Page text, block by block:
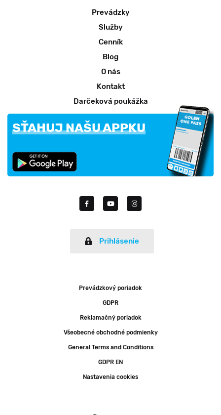
Prevádzky
Služby
Cenník
Blog
O nás
Kontakt
Darčeková poukážka
SŤAHUJ NAŠU APPKU
Prihlásenie
Prevádzkový poriadok
GDPR
Reklamačný poriadok
Všeobecné obchodné podmienky
General Terms and Conditions
GDPR EN
Nastavenia cookies